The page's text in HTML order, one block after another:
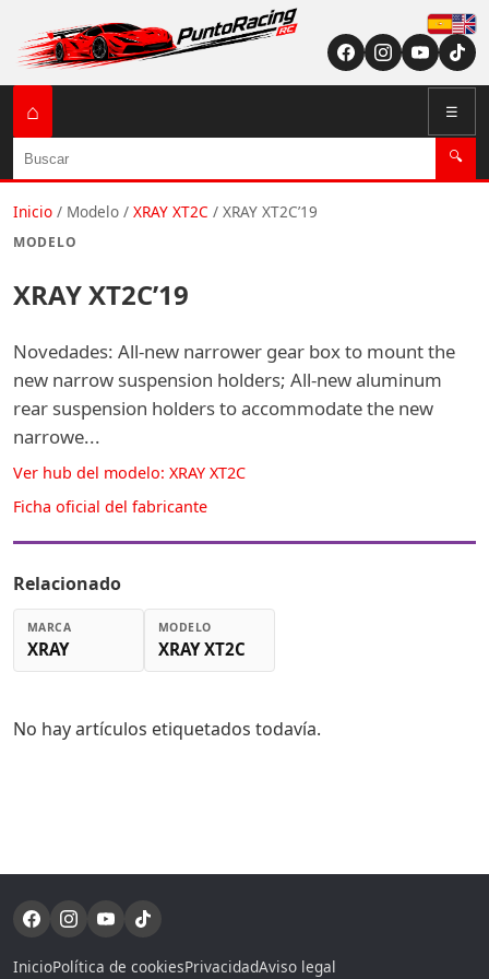
English (US /
⌂ ☰
Buscar 🔍
Inicio / Modelo / XRAY XT2C / XRAY XT2C’19
MODELO
XRAY XT2C’19
Novedades: All-new narrower gear box to mount the
new narrow suspension holders; All-new aluminum
rear suspension holders to accommodate the new
narrowe...
Ver hub del modelo: XRAY XT2C
Ficha oficial del fabricante
Relacionado
MARCA
XRAY
MODELO
XRAY XT2C
No hay artículos etiquetados todavía.
InicioPolítica de cookiesPrivacidadAviso legal